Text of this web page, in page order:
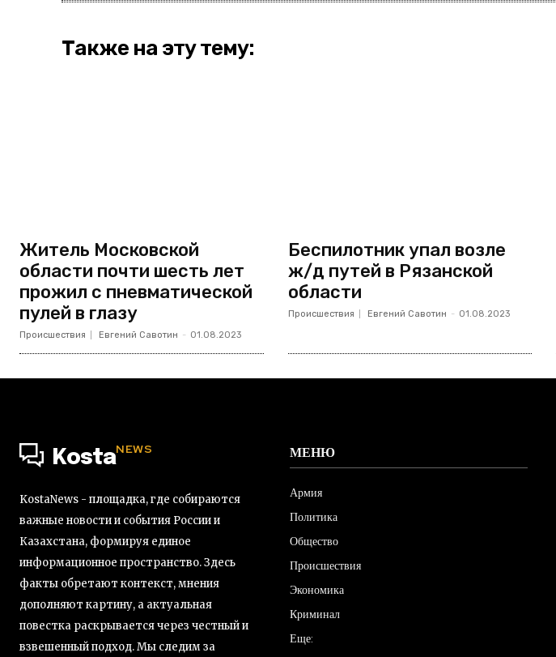
Также на эту тему:
Житель Московской
области почти шесть лет
прожил с пневматической
пулей в глазу
Происшествия Евгений Савотин - 01.08.2023
Беспилотник упал возле
ж/д путей в Рязанской
области
Происшествия Евгений Савотин - 01.08.2023
KostaNEWS
KostaNews - площадка, где собираются
важные новости и события России и
Казахстана, формируя единое
информационное пространство. Здесь
факты обретают контекст, мнения
дополняют картину, а актуальная
повестка раскрывается через честный и
взвешенный подход. Мы следим за
МЕНЮ
Армия
Политика
Общество
Происшествия
Экономика
Криминал
Еще: